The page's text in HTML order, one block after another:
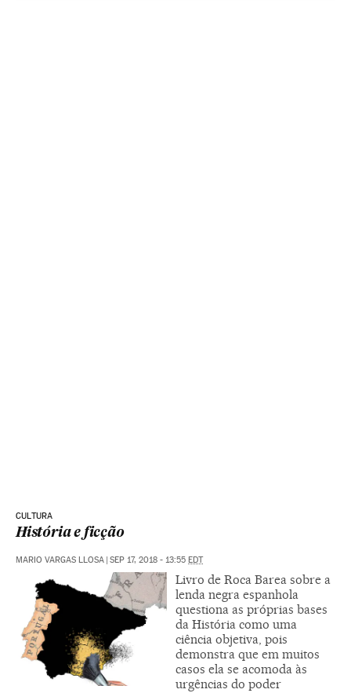
CULTURA
História e ficção
MARIO VARGAS LLOSA SEP 17, 2018 - 13:55 EDT
Livro de Roca Barea sobre a
lenda negra espanhola
questiona as próprias bases
da História como uma
ciência objetiva, pois
demonstra que em muitos
casos ela se acomoda às
urgências do poder